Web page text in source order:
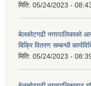
मिति: 05/24/2023 -
बेलकोटगढी नगरपालिकाको
बिक्रि वितरण सम्बन्धी
मिति: 05/24/2023 -